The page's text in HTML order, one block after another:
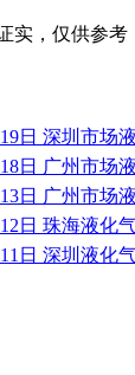
实，仅供参考
19日 深圳市场
18日 广州市场
13日 广州市场
12日 珠海液化
11日 深圳液化